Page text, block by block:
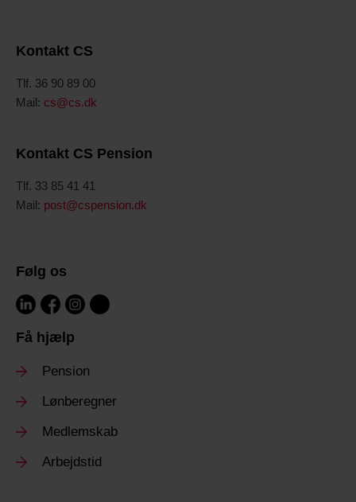
Kontakt CS
Tlf. 36 90 89 00
Mail: cs@cs.dk
Kontakt CS Pension
Tlf. 33 85 41 41
Mail: post@cspension.dk
Følg os
Få hjælp
Pension
Lønberegner
Medlemskab
Arbejdstid